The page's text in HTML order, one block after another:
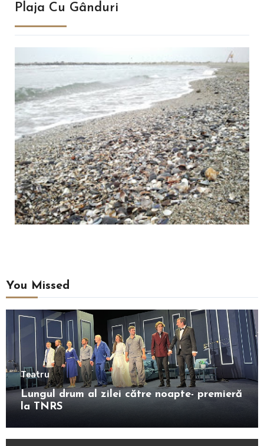
Plaja Cu Gânduri
You Missed
Teatru
Lungul drum al zilei către noapte- premieră
la TNRS